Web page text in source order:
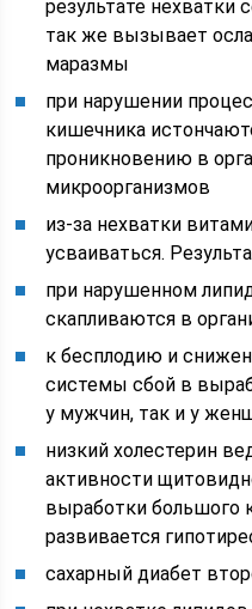
результате нехватки
так же вызывает
маразмы
при нарушении
кишечника
проникновению в
микроорганизмов
из-за нехватки
усваиваться.
при нарушенном
скапливаются в
к бесплодию и
системы сбой в
у мужчин, так и у
низкий холестерин
активности
выработки большого
развивается
сахарный диабет